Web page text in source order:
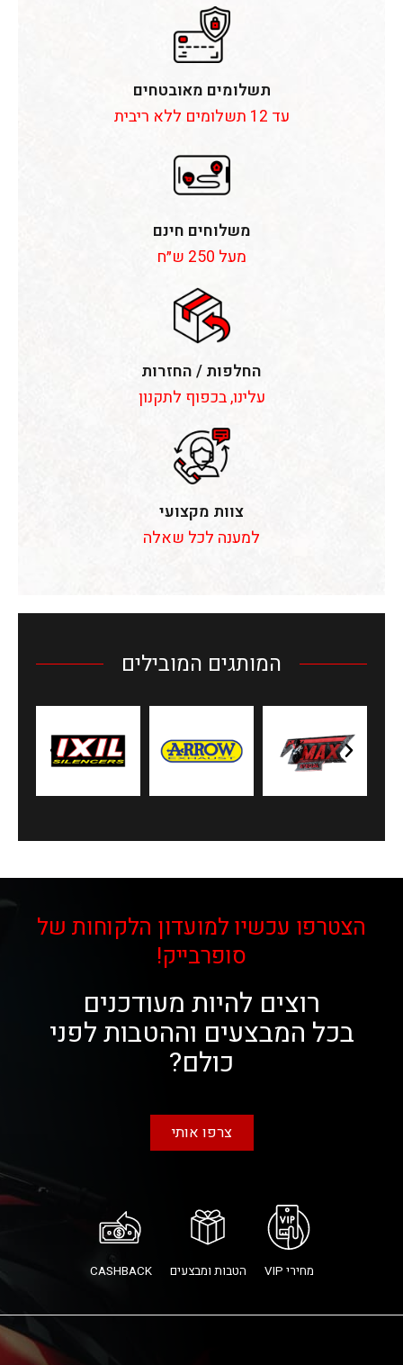
תשלומים מאובטחים
עד 12 תשלומים ללא ריבית
משלוחים חינם
מעל 250 ש״ח
החלפות / החזרות
עלינו, בכפוף לתקנון
צוות מקצועי
למענה לכל שאלה
המותגים המובילים
הצטרפו עכשיו למועדון הלקוחות של
סופרבייק!
רוצים להיות מעודכנים
בכל המבצעים וההטבות לפני
כולם?
צרפו אותי
מחירי VIP הטבות ומבצעים CASHBACK